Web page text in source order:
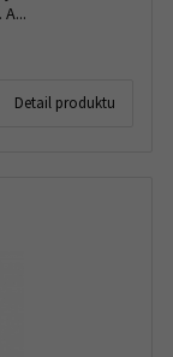
Detail produktu